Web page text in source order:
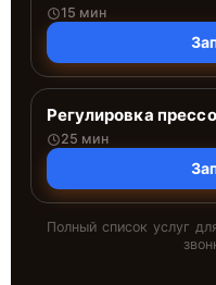
15 мин
Регулировка
25 мин
Полный список услуг